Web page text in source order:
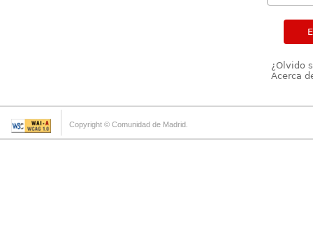
¿Olvido
Acerca
Copyright © Comunidad de Madrid.